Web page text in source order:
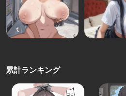
累計ランキング